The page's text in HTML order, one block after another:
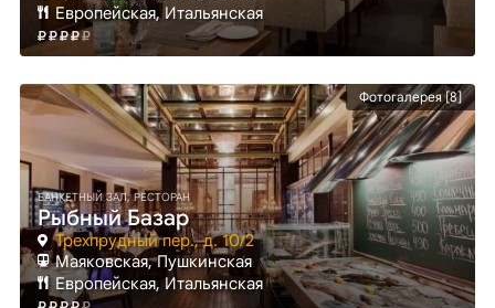
Европейская, Итальянская
Фотогалерея [8]
БАНКЕТНЫЙ ЗАЛ, РЕСТОРАН
Рыбный Базар
Трехпрудный пер., д. 10/2
Маяковская, Пушкинская
Европейская, Итальянская